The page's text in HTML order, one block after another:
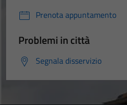
Prenota appuntamento
Problemi in città
Segnala disservizio